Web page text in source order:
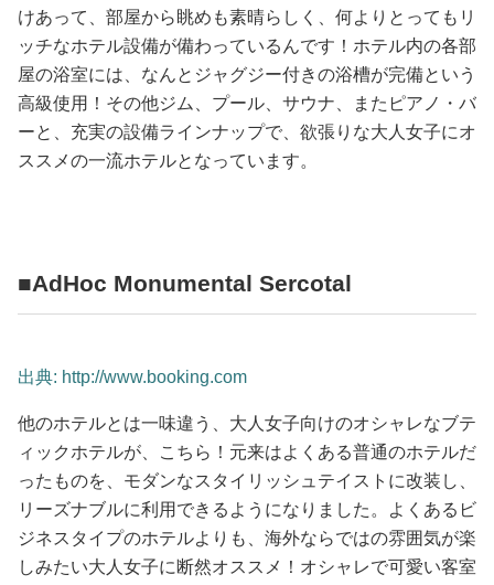
けあって、部屋から眺めも素晴らしく、何よりとってもリ
ッチなホテル設備が備わっているんです！ホテル内の各部
屋の浴室には、なんとジャグジー付きの浴槽が完備という
高級使用！その他ジム、プール、サウナ、またピアノ・バ
ーと、充実の設備ラインナップで、欲張りな大人女子にオ
ススメの一流ホテルとなっています。
■AdHoc Monumental Sercotal
出典: http://www.booking.com
他のホテルとは一味違う、大人女子向けのオシャレなブテ
ィックホテルが、こちら！元来はよくある普通のホテルだ
ったものを、モダンなスタイリッシュテイストに改装し、
リーズナブルに利用できるようになりました。よくあるビ
ジネスタイプのホテルよりも、海外ならではの雰囲気が楽
しみたい大人女子に断然オススメ！オシャレで可愛い客室